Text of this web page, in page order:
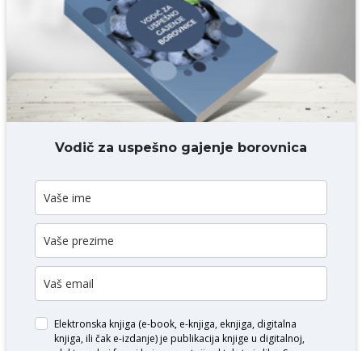
DODAJ KOMENTAR
Vodič za uspešno gajenje borovnica
Elektronska knjiga (e-book, e-knjiga, eknjiga, digitalna
knjiga, ili čak e-izdanje) je publikacija knjige u digitalnoj,